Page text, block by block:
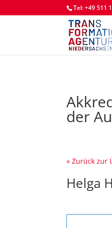
Tel: +49 511
der
« Zurück zur
Helga